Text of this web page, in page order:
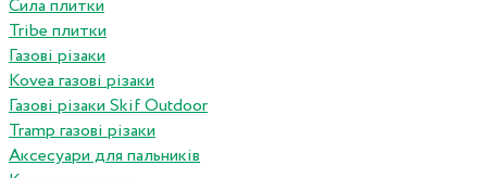
Сила плитки
Tribe плитки
Газові різаки
Kovea газові різаки
Газові різаки Skif Outdoor
Tramp газові різаки
Аксесуари для пальників